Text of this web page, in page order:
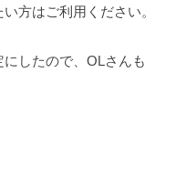
方はご利用ください。
したので、OLさんも